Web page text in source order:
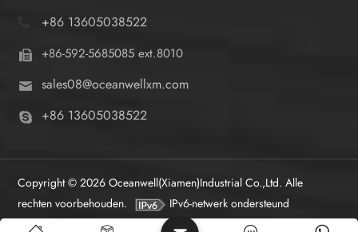
+86 13605038522
+86-592-5685085 ext.8010
sales08@oceanwellxm.com
+86 13605038522
Copyright © 2026 Oceanwell(Xiamen)Industrial Co.,Ltd. Alle
rechten voorbehouden.
IPv6-netwerk ondersteund